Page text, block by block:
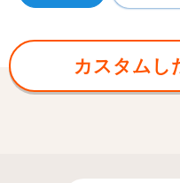
カスタムし